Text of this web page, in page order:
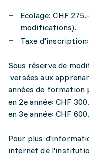
Ecolage: CHF
modifications).
Taxe
Sous réserve de
versées aux
années de formation
en 2e année: CHF
en 3e année: CHF
Pour plus
internet de